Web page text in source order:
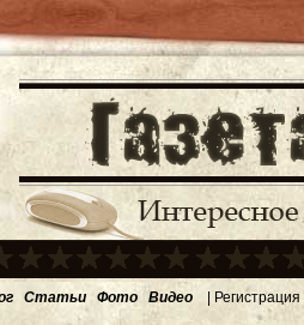
Статьи Фото Видео | Регистрация